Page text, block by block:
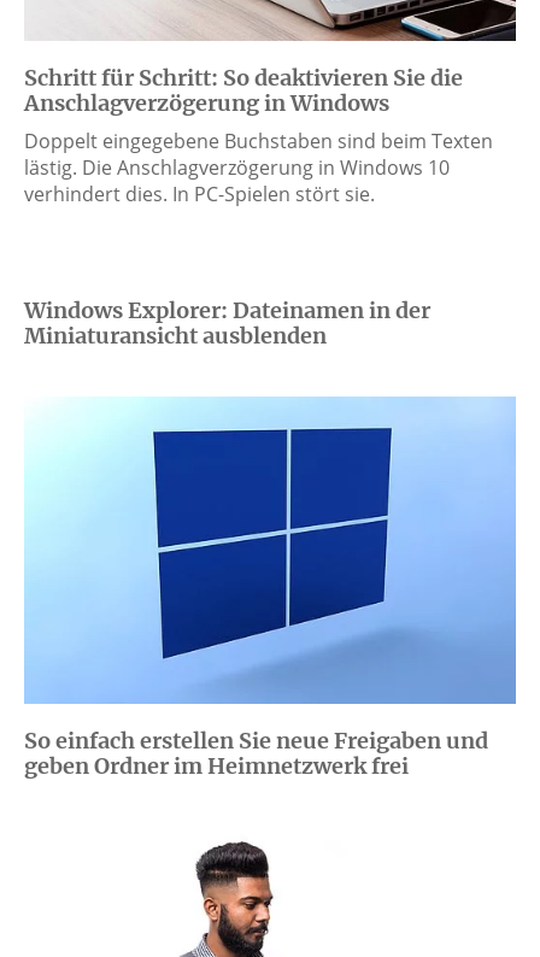
Schritt für Schritt: So deaktivieren Sie die
Anschlagverzögerung in Windows
Doppelt eingegebene Buchstaben sind beim Texten
lästig. Die Anschlagverzögerung in Windows 10
verhindert dies. In PC-Spielen stört sie.
Windows Explorer: Dateinamen in der
Miniaturansicht ausblenden
So einfach erstellen Sie neue Freigaben und
geben Ordner im Heimnetzwerk frei